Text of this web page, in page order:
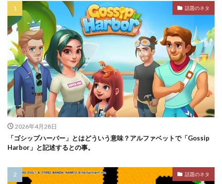
話題のネタ
2026年4月28日
「ゴシップハーバー」とはどういう意味？アルファベットで「Gossip
Harbor」と記述するとの事。
話題のネタ